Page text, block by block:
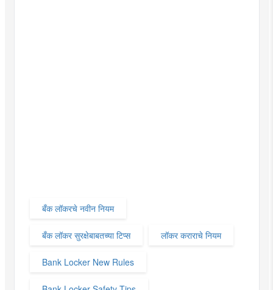
बँक लॉकरचे नवीन नियम
बँक लॉकर सुरक्षेबाबतच्या टिप्स लॉकर कराराचे नियम
Bank Locker New Rules